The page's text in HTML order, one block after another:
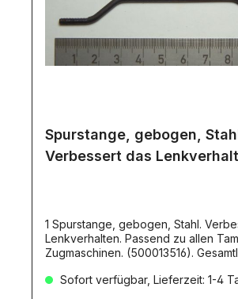
Spurstange, gebogen,
Verbessert das
1 Spurstange, gebogen, Stahl.
Lenkverhalten. Passend zu allen
Zugmaschinen. (500013516).
Sofort verfügbar, Lieferzeit: 1-4